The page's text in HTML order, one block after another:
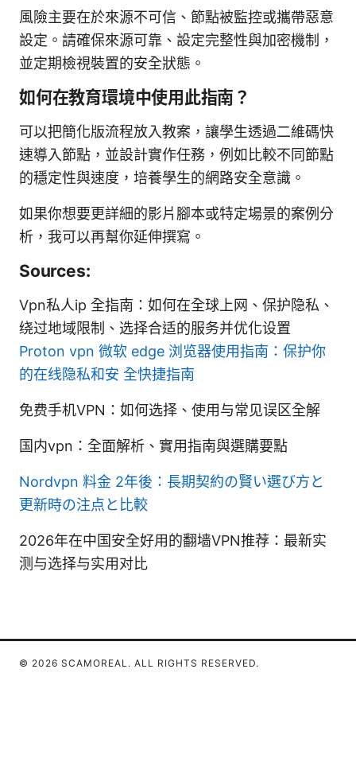
風險主要在於來源不可信、節點被監控或攜帶惡意
設定。請確保來源可靠、設定完整性與加密機制，
並定期檢視裝置的安全狀態。
如何在教育環境中使用此指南？
可以把簡化版流程放入教案，讓學生透過二維碼快
速導入節點，並設計實作任務，例如比較不同節點
的穩定性與速度，培養學生的網路安全意識。
如果你想要更詳細的影片腳本或特定場景的案例分
析，我可以再幫你延伸撰寫。
Sources:
Vpn私人ip 全指南：如何在全球上网、保护隐私、
绕过地域限制、选择合适的服务并优化设置
Proton vpn 微软 edge 浏览器使用指南：保护你
的在线隐私和安 全快捷指南
免费手机VPN：如何选择、使用与常见误区全解
国内vpn：全面解析、實用指南與選購要點
Nordvpn 料金 2年後：長期契約の賢い選び方と
更新時の注点と比較
2026年在中国安全好用的翻墙VPN推荐：最新实
测与选择与实用对比
© 2026 SCAMOREAL. ALL RIGHTS RESERVED.